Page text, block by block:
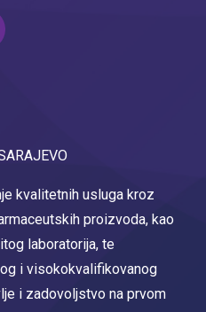
kvalitetnih usluga kroz
proizvoda, kao
laboratorija, te
i visokokvalifikovanog
i zadovoljstvo na prvom